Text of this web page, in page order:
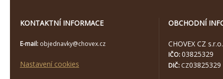
KONTAKTNÍ INFORMACE
E-mail: objednavky@chovex.cz
Nastavení cookies
OBCHODNÍ
CHOVEX CZ s.r.o.
IČO:03825329
DIČ: CZ03825329